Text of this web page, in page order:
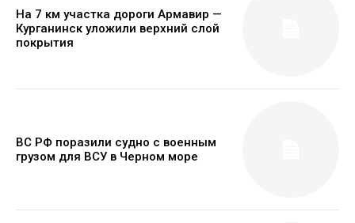
На 7 км участка дороги Армавир —
Курганинск уложили верхний слой
покрытия
ВС РФ поразили судно с военным
грузом для ВСУ в Черном море